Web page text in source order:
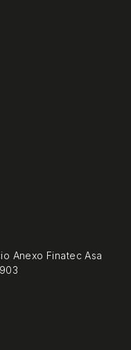
Anexo Finatec Asa